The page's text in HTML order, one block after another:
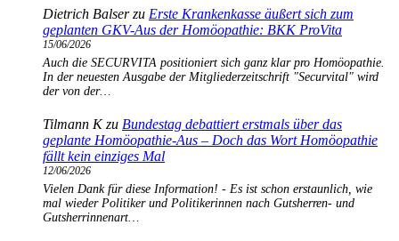
Dietrich Balserzu Erste Krankenkasse äußert sich zum
geplanten GKV-Aus der Homöopathie: BKK ProVita
15/06/2026
Auch die SECURVITA positioniert sich ganz klar pro Homöopathie.
In der neuesten Ausgabe der Mitgliederzeitschrift "Securvital" wird
der von der…
Tilmann Kzu Bundestag debattiert erstmals über das
geplante Homöopathie-Aus – Doch das Wort Homöopathie
fällt kein einziges Mal
12/06/2026
Vielen Dank für diese Information! - Es ist schon erstaunlich, wie
mal wieder Politiker und Politikerinnen nach Gutsherren- und
Gutsherrinnenart…